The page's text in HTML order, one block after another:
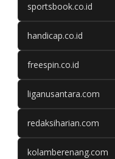
sportsbook.co.id
handicap.co.id
freespin.co.id
liganusantara.com
redaksiharian.com
kolamberenang.com